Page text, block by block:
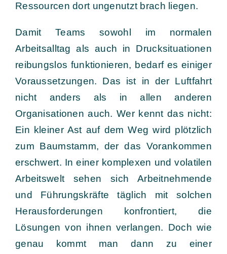
Ressourcen dort ungenutzt brach liegen.
Damit Teams sowohl im normalen
Arbeitsalltag als auch in Drucksituationen
reibungslos funktionieren, bedarf es einiger
Voraussetzungen. Das ist in der Luftfahrt
nicht anders als in allen anderen
Organisationen auch. Wer kennt das nicht:
Ein kleiner Ast auf dem Weg wird plötzlich
zum Baumstamm, der das Vorankommen
erschwert. In einer komplexen und volatilen
Arbeitswelt sehen sich Arbeitnehmende
und Führungskräfte täglich mit solchen
Herausforderungen konfrontiert, die
Lösungen von ihnen verlangen. Doch wie
genau kommt man dann zu einer